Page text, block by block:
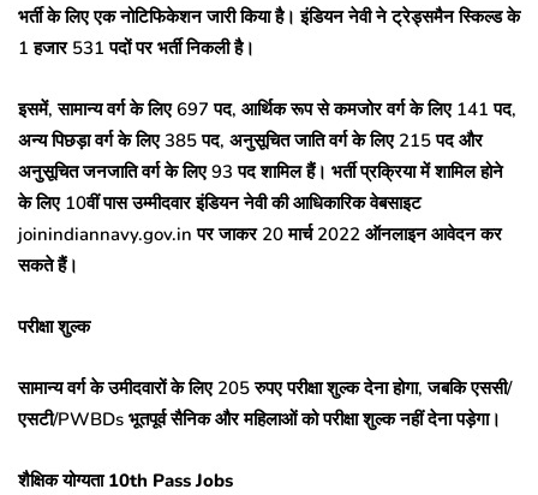
भर्ती के लिए एक नोटिफिकेशन जारी किया है। इंडियन नेवी ने ट्रेड्समैन स्किल्ड के
1 हजार 531 पदों पर भर्ती निकली है।
इसमें, सामान्य वर्ग के लिए 697 पद, आर्थिक रूप से कमजोर वर्ग के लिए 141 पद,
अन्य पिछड़ा वर्ग के लिए 385 पद, अनुसूचित जाति वर्ग के लिए 215 पद और
अनुसूचित जनजाति वर्ग के लिए 93 पद शामिल हैं। भर्ती प्रक्रिया में शामिल होने
के लिए 10वीं पास उम्मीदवार इंडियन नेवी की आधिकारिक वेबसाइट
joinindiannavy.gov.in पर जाकर 20 मार्च 2022 ऑनलाइन आवेदन कर
सकते हैं।
परीक्षा शुल्क
सामान्य वर्ग के उमीदवारों के लिए 205 रुपए परीक्षा शुल्क देना होगा, जबकि एससी/
एसटी/PWBDs भूतपूर्व सैनिक और महिलाओं को परीक्षा शुल्क नहीं देना पड़ेगा।
शैक्षिक योग्यता 10th Pass Jobs